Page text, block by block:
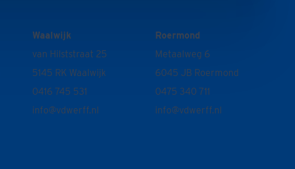
Waalwijk
van Hilststraat 25
5145 RK Waalwijk
0416 745 531
info@vdwerff.nl
Roermond
Metaalweg 6
6045 JB Roermond
0475 340 711
info@vdwerff.nl